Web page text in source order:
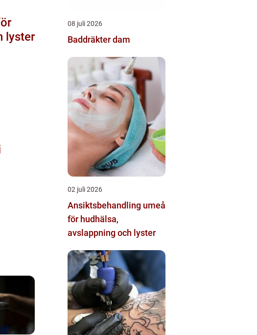
lyster
08 juli 2026
Baddräkter dam
02 juli 2026
Ansiktsbehandling umeå
för hudhälsa,
avslappning och lyster